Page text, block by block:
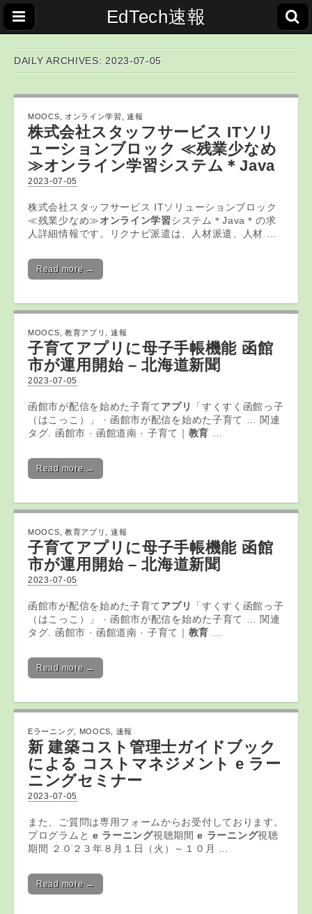
EdTech速報
DAILY ARCHIVES: 2023-07-05
MOOCS オンライン学習 ,速報
株式会社スタッフサービス ITソリ
ューションブロック ≪残業少なめ
≫オンライン学習システム＊Java
2023-07-05
株式会社スタッフサービス ITソリューションブロック
≪残業少なめ≫オンライン学習システム＊Java＊の求
人詳細情報です。リクナビ派遣は、人材派遣、人材 …
Read more →
MOOCS 教育アプリ 速報
子育て アプリ に母子手帳機能 函館
市が運用開始 – 北海道新聞
2023-07-05
函館市が配信を始めた子育て アプリ
「すくすく函館っ子
（はこっこ）」 · 函館市が配信を始めた子育て … 関連
タグ. 函館市 · 函館道南 · 子育て｜ 教育
Read more →
MOOCS 教育アプリ 速報
子育て アプリ に母子手帳機能 函館
市が運用開始 – 北海道新聞
2023-07-05
函館市が配信を始めた子育て アプリ
「すくすく函館っ子
（はこっこ）」 · 函館市が配信を始めた子育て … 関連
タグ. 函館市 · 函館道南 · 子育て｜ 教育
Read more →
Eラーニング MOOCS 速報
新 建築コスト管理士ガイドブック
による コストマネジメント e ラー
ニングセミナー
2023-07-05
また、ご質問は専用フォームからお受付しております。
プログラムと e ラーニング視聴期間e ラーニング視聴
期間 ２０２３年８月１日（火）～１０月 …
Read more →